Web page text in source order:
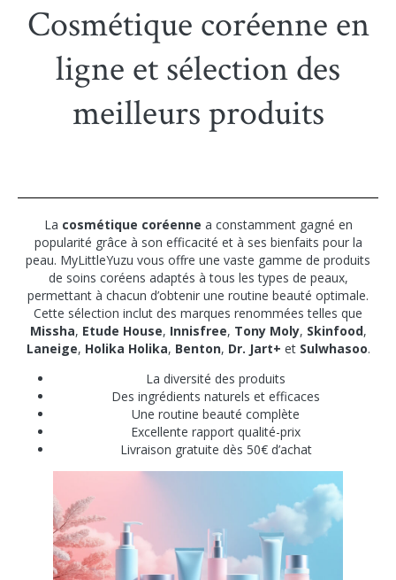
Cosmétique coréenne en
ligne et sélection des
meilleurs produits
La cosmétique coréenne a constamment gagné en
popularité grâce à son efficacité et à ses bienfaits pour la
peau. MyLittleYuzu vous offre une vaste gamme de produits
de soins coréens adaptés à tous les types de peaux,
permettant à chacun d’obtenir une routine beauté optimale.
Cette sélection inclut des marques renommées telles que
Missha, Etude House, Innisfree, Tony Moly, Skinfood,
Laneige, Holika Holika, Benton, Dr. Jart+ et Sulwhasoo.
La diversité des produits
Des ingrédients naturels et efficaces
Une routine beauté complète
Excellente rapport qualité-prix
Livraison gratuite dès 50€ d’achat